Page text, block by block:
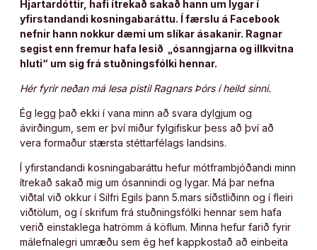
Hjartardóttir, hafi ítrekað sakað hann um lygar í
yfirstandandi kosningabaráttu. Í færslu á Facebook
nefnir hann nokkur dæmi um slíkar ásakanir. Ragnar
segist enn fremur hafa lesið „ósanngjarna og illkvitna
hluti“ um sig frá stuðningsfólki hennar.
Hér fyrir neðan má lesa pistil Ragnars Þórs í heild sinni.
Ég legg það ekki í vana minn að svara dylgjum og
ávirðingum, sem er því miður fylgifiskur þess að því að
vera formaður stærsta stéttarfélags landsins.
Í yfirstandandi kosningabaráttu hefur mótframbjóðandi minn
ítrekað sakað mig um ósannindi og lygar. Má þar nefna
viðtal við okkur í Silfri Egils þann 5.mars síðstliðinn og í fleiri
viðtölum, og í skrifum frá stuðningsfólki hennar sem hafa
verið einstaklega hatrömm á köflum. Minna hefur farið fyrir
málefnalegri umræðu sem ég hef kappkostað að einbeita